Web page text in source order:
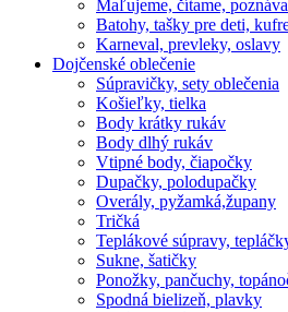
Maľujeme, čítame,
Batohy, tašky pre deti,
Karneval, prevleky, oslavy
Dojčenské oblečenie
Súpravičky, sety oblečenia
Košieľky, tielka
Body krátky rukáv
Body dlhý rukáv
Vtipné body, čiapočky
Dupačky, polodupačky
Overály, pyžamká,župany
Tričká
Teplákové súpravy,
Sukne, šatičky
Ponožky, pančuchy,
Spodná bielizeň, plavky